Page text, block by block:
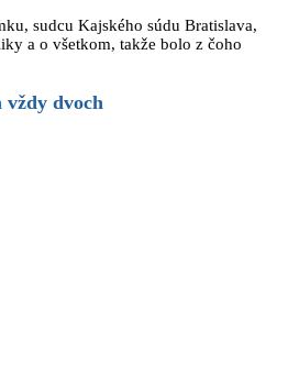
sudcu Kajského súdu Bratislava,
a o všetkom, takže bolo z čoho
vždy dvoch